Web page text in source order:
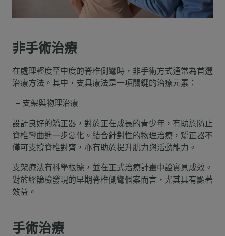
非手術治療
在處理輕度至中度的脊椎側彎時，非手術方式通常為首選
治療方法。其中，支具療法是一項關鍵的治療元素：
支架與物理治療
設計良好的矯正器，對於正在成長的青少年，有助於防止
脊椎彎曲進一步惡化。結合針對性的物理治療，矯正器不
僅可支撐脊椎對齊，亦有助於提升肌力與活動能力。
支架療法有科學根據，並在正式治療計畫中證實具成效。
對於經篩檢發現的早期脊椎側彎個案而言，尤其具有顯著
效益。
手術治療